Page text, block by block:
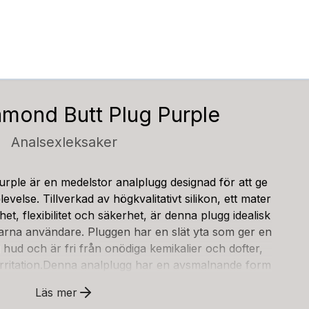
Butt Plug Purple
Analsexleksaker
är en medelstor analplugg designad för att ge
Tillverkad av högkvalitativt silikon, ett mater
flexibilitet och säkerhet, är denna plugg idealisk
användare. Pluggen har en slät yta som ger en
hud och är fri från onödiga kemikalier och dofter,
analplugg har en avsmalnande form
en omkrets på cirka 9,5 cm och en diameter på
Läs mer